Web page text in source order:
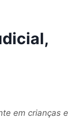
em crianças e